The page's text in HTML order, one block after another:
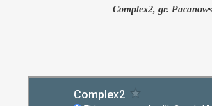
Complex2, gr.